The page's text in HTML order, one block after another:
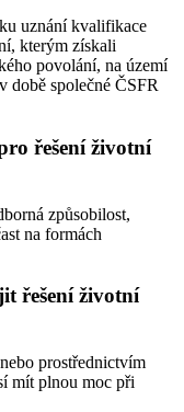
uznání kvalifikace
kterým získali
povolání, na území
době společné ČSFR
řešení životní
způsobilost,
na formách
řešení životní
prostřednictvím
mít plnou moc při